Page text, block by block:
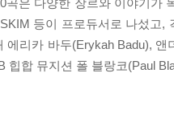
곡은 다양한 장르와 이야기가
등이 프로듀서로 나섰고
에리카 바두(Erykah Badu),
힙합 뮤지션 폴 블랑코(Paul